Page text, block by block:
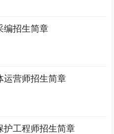
编招生简章
运营师招生简章
护工程师招生简章